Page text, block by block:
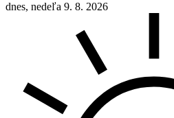
dnes, nedeľa 9. 8. 2026